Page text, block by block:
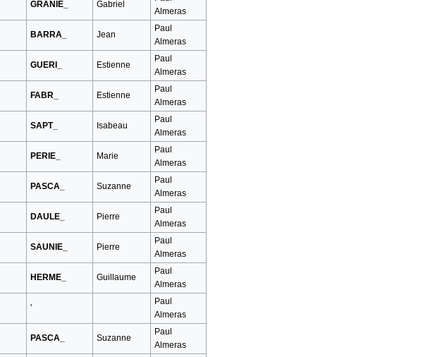
GRANIE_ Gabriel
Almeras
BARRA_ Jean
Paul
Almeras
GUERI_ Estienne
Paul
Almeras
FABR_ Estienne
Paul
Almeras
SAPT_ Isabeau
Paul
Almeras
PERIE_ Marie
Paul
Almeras
PASCA_ Suzanne
Paul
Almeras
DAULE_ Pierre
Paul
Almeras
SAUNIE_ Pierre
Paul
Almeras
HERME_ Guillaume
Paul
Almeras
'
Paul
Almeras
PASCA_ Suzanne
Paul
Almeras